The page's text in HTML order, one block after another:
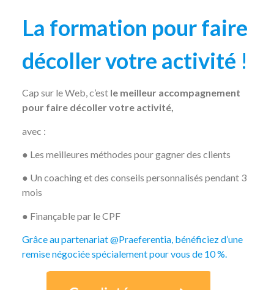
La formation pour faire
décoller votre activité !
Cap sur le Web, c’est le meilleur accompagnement
pour faire décoller votre activité,
avec :
● Les meilleures méthodes pour gagner des clients
● Un coaching et des conseils personnalisés pendant 3
mois
● Finançable par le CPF
Grâce au partenariat @Praeferentia, bénéficiez d’une
remise négociée spécialement pour vous de 10 %.